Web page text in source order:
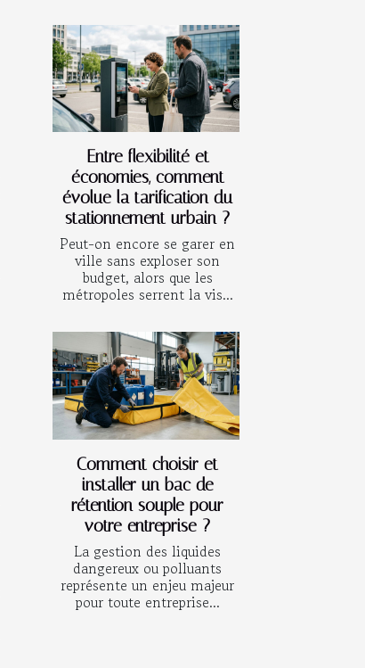
Entre flexibilité et
économies, comment
évolue la tarification du
stationnement urbain ?
Peut-on encore se garer en
ville sans exploser son
budget, alors que les
métropoles serrent la vis...
Comment choisir et
installer un bac de
rétention souple pour
votre entreprise ?
La gestion des liquides
dangereux ou polluants
représente un enjeu majeur
pour toute entreprise...